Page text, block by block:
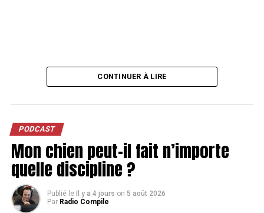
CONTINUER À LIRE
PODCAST
Mon chien peut-il fait n’importe
quelle discipline ?
Publié le Il y a 4 jours on 5 août 2026
Par Radio Compile